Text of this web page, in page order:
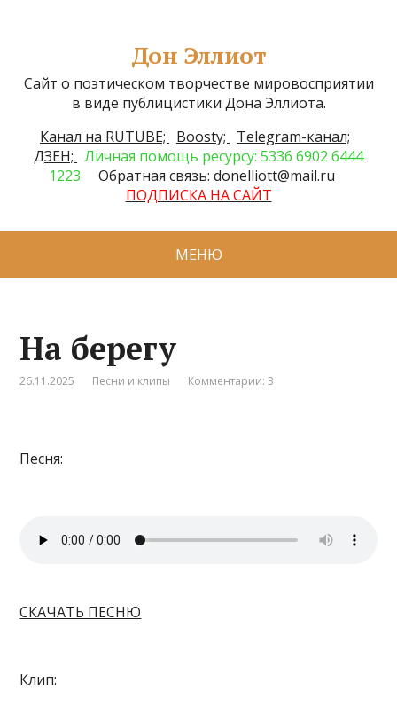
Дон Эллиот
Сайт о поэтическом творчестве мировосприятии
в виде публицистики Дона Эллиота.
Канал на RUTUBE;
Boosty;
Telegram-канал;
ДЗЕН; Личная помощь ресурсу: 5336 6902 6444
1223
Обратная связь: donelliott@mail.ru
ПОДПИСКА НА САЙТ
МЕНЮ
На берегу
26.11.2025 Песни и клипы Комментарии: 3
Песня:
СКАЧАТЬ ПЕСНЮ
Клип: